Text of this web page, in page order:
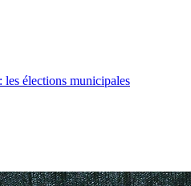
les élections municipales